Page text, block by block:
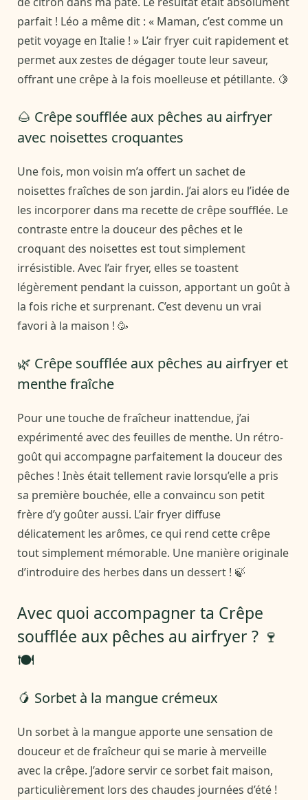
parfait ! Léo a même dit : « Maman, c’est comme un
petit voyage en Italie ! » L’air fryer cuit rapidement et
permet aux zestes de dégager toute leur saveur,
offrant une crêpe à la fois moelleuse et pétillante. 🍋
🌰 Crêpe soufflée aux pêches au airfryer
avec noisettes croquantes
Une fois, mon voisin m’a offert un sachet de
noisettes fraîches de son jardin. J’ai alors eu l’idée de
les incorporer dans ma recette de crêpe soufflée. Le
contraste entre la douceur des pêches et le
croquant des noisettes est tout simplement
irrésistible. Avec l’air fryer, elles se toastent
légèrement pendant la cuisson, apportant un goût à
la fois riche et surprenant. C’est devenu un vrai
favori à la maison ! 🥳
🌿 Crêpe soufflée aux pêches au airfryer et
menthe fraîche
Pour une touche de fraîcheur inattendue, j’ai
expérimenté avec des feuilles de menthe. Un rétro-
goût qui accompagne parfaitement la douceur des
pêches ! Inès était tellement ravie lorsqu’elle a pris
sa première bouchée, elle a convaincu son petit
frère d’y goûter aussi. L’air fryer diffuse
délicatement les arômes, ce qui rend cette crêpe
tout simplement mémorable. Une manière originale
d’introduire des herbes dans un dessert ! 🍃
Avec quoi accompagner ta Crêpe
soufflée aux pêches au airfryer ? 🍷
🍽️
🥭 Sorbet à la mangue crémeux
Un sorbet à la mangue apporte une sensation de
douceur et de fraîcheur qui se marie à merveille
avec la crêpe. J’adore servir ce sorbet fait maison,
particulièrement lors des chaudes journées d’été !